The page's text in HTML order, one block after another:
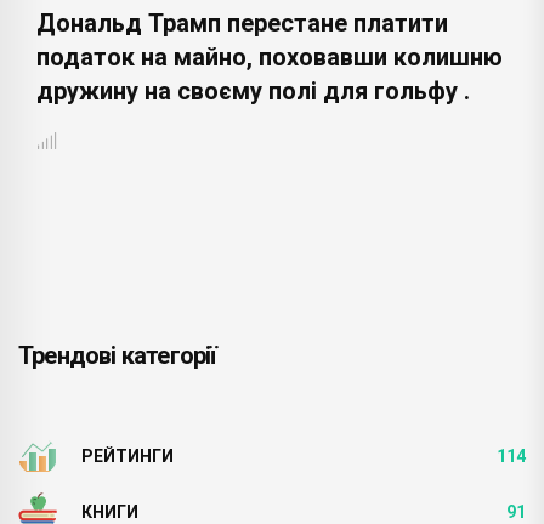
Дональд Трамп перестане платити
податок на майно, поховавши колишню
дружину на своєму полі для гольфу .
Трендові категорії
РЕЙТИНГИ 114
КНИГИ 91